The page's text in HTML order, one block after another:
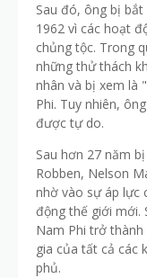
Sau đó, ông bị
1962 vì các hoạt
chủng tộc. Trong
những thử thách
nhân và bị xem là
Phi. Tuy nhiên,
được tự do.
Sau hơn 27 năm
Robben, Nelson
nhờ vào sự áp lực
động thế giới mới.
Nam Phi trở
gia của tất cả các
phủ.